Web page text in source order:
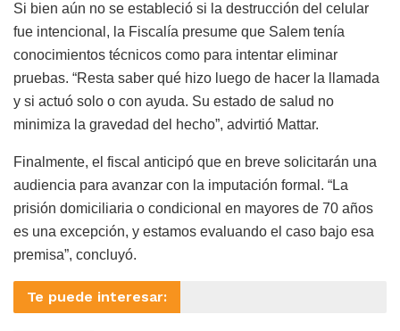
Si bien aún no se estableció si la destrucción del celular
fue intencional, la Fiscalía presume que Salem tenía
conocimientos técnicos como para intentar eliminar
pruebas. “Resta saber qué hizo luego de hacer la llamada
y si actuó solo o con ayuda. Su estado de salud no
minimiza la gravedad del hecho”, advirtió Mattar.
Finalmente, el fiscal anticipó que en breve solicitarán una
audiencia para avanzar con la imputación formal. “La
prisión domiciliaria o condicional en mayores de 70 años
es una excepción, y estamos evaluando el caso bajo esa
premisa”, concluyó.
Te puede interesar: